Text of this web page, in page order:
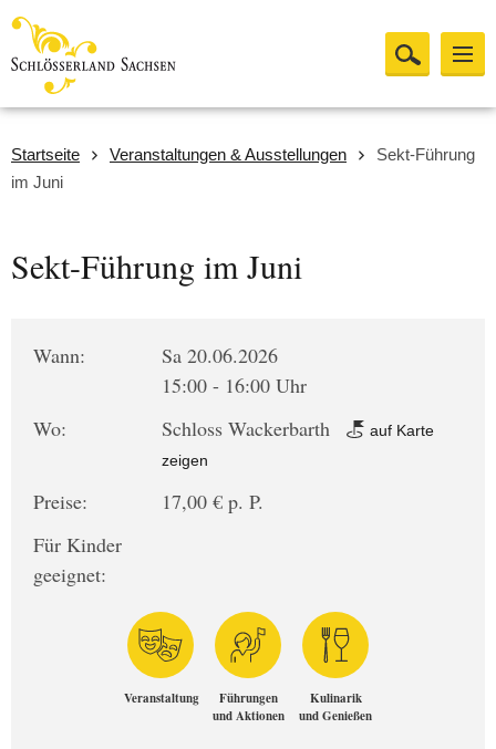
Startseite Veranstaltungen & Ausstellungen
Sekt-Führung
im Juni
Sekt-Führung im Juni
Wann:
Sa 20.06.2026
15:00 - 16:00 Uhr
Wo:
Schloss Wackerbarth
auf Karte
zeigen
Preise:
17,00 € p. P.
Für Kinder
geeignet:
Veranstaltung
Führungen
und Aktionen
Kulinarik
und Genießen